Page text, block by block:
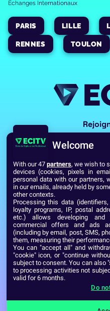
Échanges Internationaux
PARIS LILLE
RENNES TOULON
Voir toutes les
Établissement
Dernière mise à jour :
Welcome
With our 47 partners, we wish to
devices (cookies, pixels in
personal data with our partners,
in our emails, already held by
other contexts.
Processing this data
loyalty programs, IP, postal
etc.) allows developing
commercial offers and ads
(including by email, post, SMS,
them, measuring their
You can "accept all" and
"cookie" icon, or "continue
subject to consent. You can also
to processing activities not
valid for 6 months.
Do